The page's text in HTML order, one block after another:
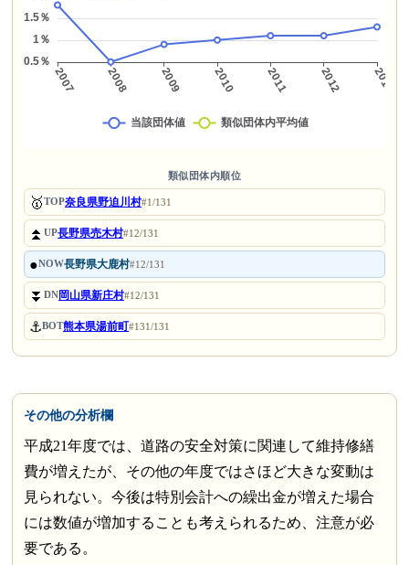
類似団体内順位
🥇TOP奈良県野迫川村#1/131
⏫UP長野県売木村#12/131
●NOW長野県大鹿村#12/131
⏬DN岡山県新庄村#12/131
⚓BOT熊本県湯前町#131/131
その他の分析欄
平成21年度では、道路の安全対策に関連して維持修繕
費が増えたが、その他の年度ではさほど大きな変動は
見られない。今後は特別会計への繰出金が増えた場合
には数値が増加することも考えられるため、注意が必
要である。